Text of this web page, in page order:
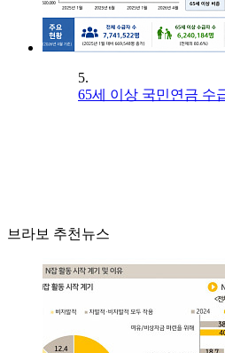
5.
65세 이상 국민연금 수
브라보 추천뉴스